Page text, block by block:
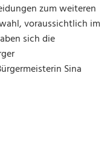
zum weiteren
voraussichtlich im
sich die
Sina